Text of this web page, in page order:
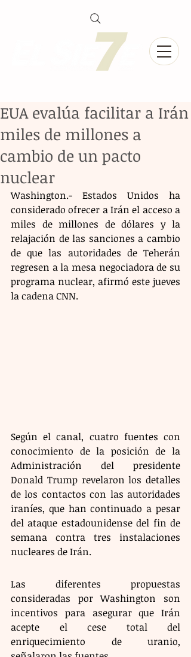
EUA evalúa facilitar a Irán
miles de millones a
cambio de un pacto
nuclear
Washington.- Estados Unidos ha
considerado ofrecer a Irán el acceso a
miles de millones de dólares y la
relajación de las sanciones a cambio
de que las autoridades de Teherán
regresen a la mesa negociadora de su
programa nuclear, afirmó este jueves
la cadena CNN.
Según el canal, cuatro fuentes con
conocimiento de la posición de la
Administración del presidente
Donald Trump revelaron los detalles
de los contactos con las autoridades
iraníes, que han continuado a pesar
del ataque estadounidense del fin de
semana contra tres instalaciones
nucleares de Irán.
Las diferentes propuestas
consideradas por Washington son
incentivos para asegurar que Irán
acepte el cese total del
enriquecimiento de uranio,